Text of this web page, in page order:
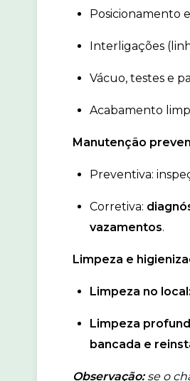
Posicionamento
Interligações
Vácuo, testes e
Acabamento
Manutenção
Preventiva:
Corretiva:
vazamentos.
Limpeza e
Limpeza no local:
Limpeza
bancada e
Observação:se o